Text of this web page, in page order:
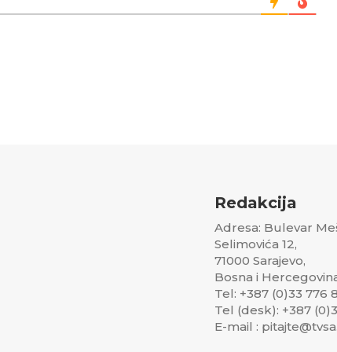
Redakcija
Adresa: Bulevar
Selimovića 12,
71000 Sarajevo,
Bosna i
Tel: +387 (0)33 776
Tel (desk): +387
E-mail :